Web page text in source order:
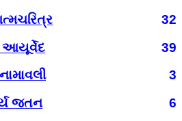
32
આયૂર્વેદ
39
3
જતન
6